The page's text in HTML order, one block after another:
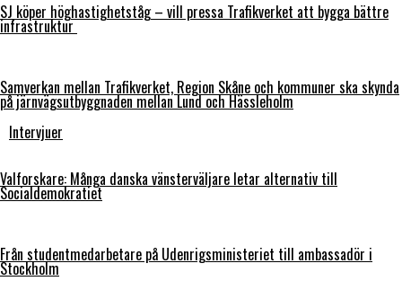
SJ köper höghastighetståg – vill pressa Trafikverket att bygga bättre
infrastruktur
Samverkan mellan Trafikverket, Region Skåne och kommuner ska skynda
på järnvägsutbyggnaden mellan Lund och Hässleholm
Intervjuer
Valforskare: Många danska vänsterväljare letar alternativ till
Socialdemokratiet
Från studentmedarbetare på Udenrigsministeriet till ambassadör i
Stockholm